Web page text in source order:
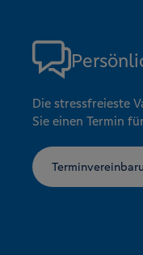
Die stressfreieste
Sie einen Termin